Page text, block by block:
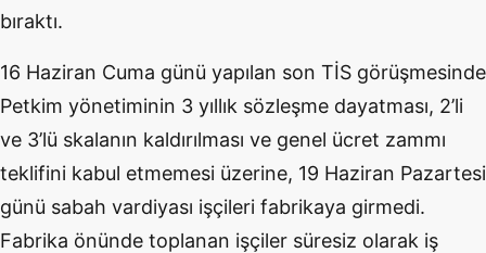
bıraktı.
16 Haziran Cuma günü yapılan son TİS görüşmesinde
Petkim yönetiminin 3 yıllık sözleşme dayatması, 2’li
ve 3’lü skalanın kaldırılması ve genel ücret zammı
teklifini kabul etmemesi üzerine, 19 Haziran Pazartesi
günü sabah vardiyası işçileri fabrikaya girmedi.
Fabrika önünde toplanan işçiler süresiz olarak iş